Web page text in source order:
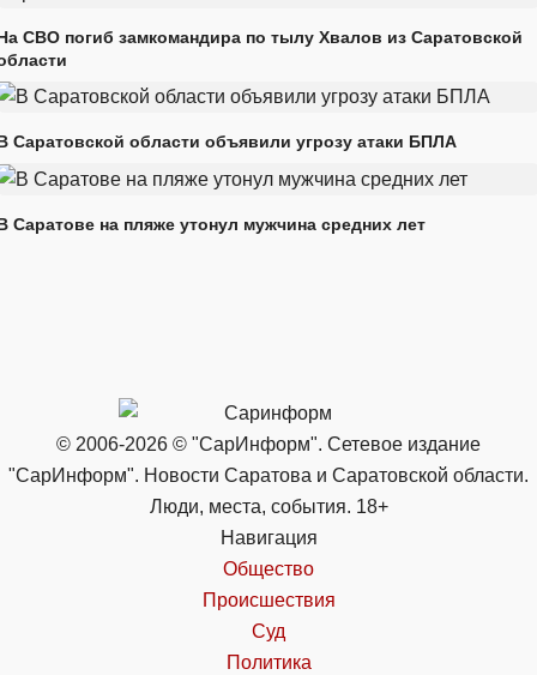
СВО погиб замкомандира по тылу Хвалов из Саратовской
Саратовской области объявили угрозу атаки БПЛА
Саратове на пляже утонул мужчина средних лет
© 2006-2026 © "СарИнформ". Сетевое издание
"СарИнформ". Новости Саратова и Саратовской области.
Люди, места, события. 18+
Навигация
Общество
Происшествия
Суд
Политика